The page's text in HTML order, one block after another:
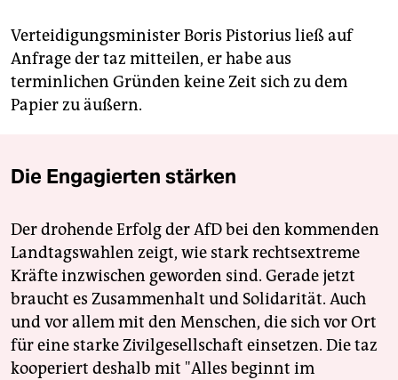
Verteidigungsminister Boris Pistorius ließ auf
Anfrage der taz mitteilen, er habe aus
terminlichen Gründen keine Zeit sich zu dem
Papier zu äußern.
Die Engagierten stärken
Der drohende Erfolg der AfD bei den kommenden
Landtagswahlen zeigt, wie stark rechtsextreme
Kräfte inzwischen geworden sind. Gerade jetzt
braucht es Zusammenhalt und Solidarität. Auch
und vor allem mit den Menschen, die sich vor Ort
für eine starke Zivilgesellschaft einsetzen. Die taz
kooperiert deshalb mit "Alles beginnt im